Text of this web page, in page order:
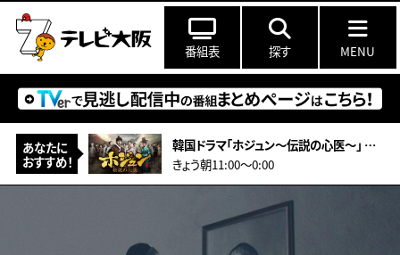
番組表 探す MENU
あなたに
おすすめ！
韓国ドラマ「ホジュン～伝説の心医～」 ＃26（字幕スーパー）
きょう朝11:00〜0:00